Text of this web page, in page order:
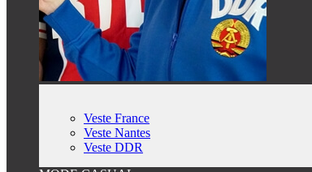
Veste France
Veste Nantes
Veste DDR